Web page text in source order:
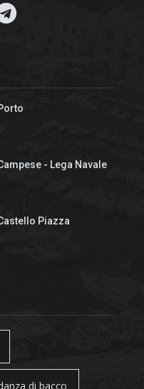
- Lega Navale
Piazza
di bacco